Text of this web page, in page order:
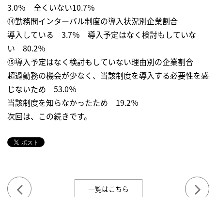
3.0％ 全くいない10.7％
⑭勤務間インターバル制度の導入状況別企業割合
導入している 3.7％ 導入予定はなく検討もしていな
い 80.2％
⑮導入予定はなく検討もしていない理由別の企業割合
超過勤務の機会が少なく、当該制度を導入する必要性を感
じないため 53.0％
当該制度を知らなかったため 19.2％
次回は、この続きです。
一覧はこちら